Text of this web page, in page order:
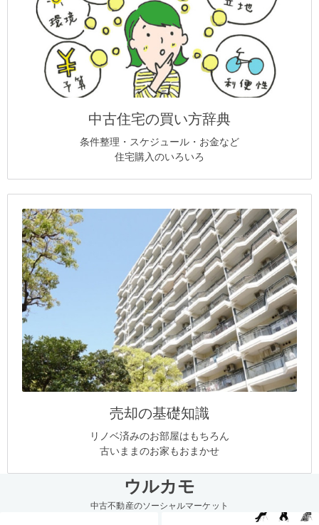
中古住宅の買い方辞典
条件整理・スケジュール・お金など
住宅購入のいろいろ
売却の基礎知識
リノベ済みのお部屋はもちろん
古いままのお家もおまかせ
ウルカモ
中古不動産のソーシャルマーケット